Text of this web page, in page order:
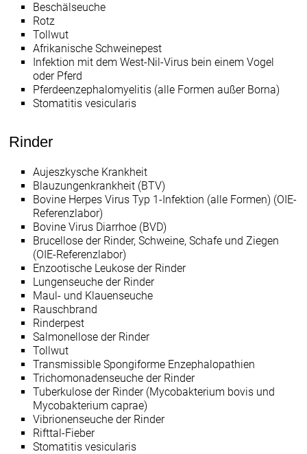
Beschälseuche
Rotz
Tollwut
Afrikanische Schweinepest
Infektion mit dem West-Nil-Virus bein einem Vogel
oder Pferd
Pferdeenzephalomyelitis (alle Formen außer Borna)
Stomatitis vesicularis
Rinder
Aujeszkysche Krankheit
Blauzungenkrankheit (BTV)
Bovine Herpes Virus Typ 1-Infektion (alle Formen) (OIE-
Referenzlabor)
Bovine Virus Diarrhoe (BVD)
Brucellose der Rinder, Schweine, Schafe und Ziegen
(OIE-Referenzlabor)
Enzootische Leukose der Rinder
Lungenseuche der Rinder
Maul- und Klauenseuche
Rauschbrand
Rinderpest
Salmonellose der Rinder
Tollwut
Transmissible Spongiforme Enzephalopathien
Trichomonadenseuche der Rinder
Tuberkulose der Rinder (Mycobakterium bovis und
Mycobakterium caprae)
Vibrionenseuche der Rinder
Rifttal-Fieber
Stomatitis vesicularis